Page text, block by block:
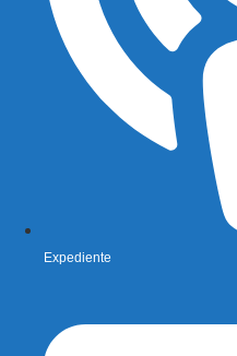
Expediente